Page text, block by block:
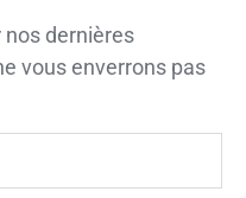
nos dernières
vous enverrons pas